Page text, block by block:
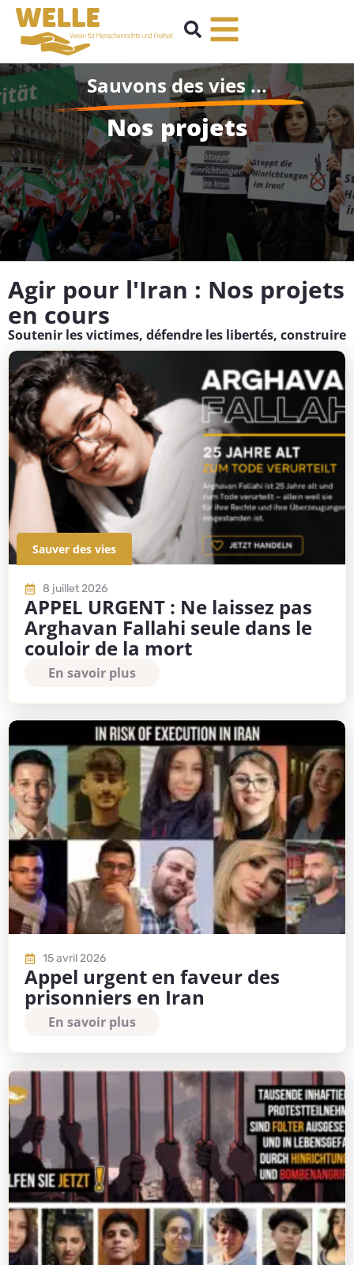
Sauvons des vies ...
Nos projets
Agir pour l'Iran : Nos projets
en cours
Soutenir les victimes, défendre les libertés, construire
Sauver des vies
8 juillet 2026
APPEL URGENT : Ne laissez pas
Arghavan Fallahi seule dans le
couloir de la mort
En savoir plus
15 avril 2026
Appel urgent en faveur des
prisonniers en Iran
En savoir plus